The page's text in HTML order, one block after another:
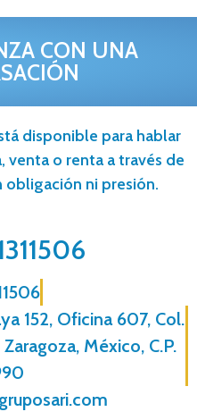
CON UNA
disponible para hablar
venta o renta a través de
obligación ni presión.
152, Oficina 607, Col.
México, C.P.